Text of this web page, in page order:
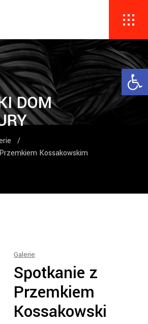
DOM
/
Kossakowskim
Galerie
Spotkanie z
Przemkiem
Kossakowski